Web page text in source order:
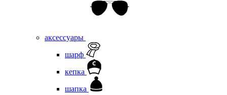
аксессуары
шарф
кепка
шапка